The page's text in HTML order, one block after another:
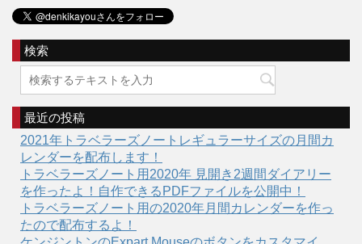
検索
最近の投稿
2021年トラベラーズノートレギュラーサイズの月間カ
レンダーを配布します！
トラベラーズノート用2020年 見開き2週間ダイアリー
を作ったよ！自作できるPDFファイルを公開中！
トラベラーズノート用の2020年月間カレンダーを作っ
たので配布するよ！